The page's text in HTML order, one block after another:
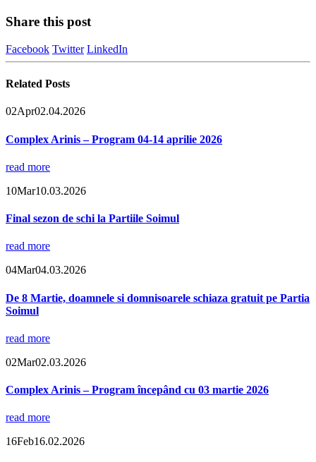
Share this post
Facebook Twitter LinkedIn
Related Posts
02Apr02.04.2026
Complex Arinis – Program 04-14 aprilie 2026
read more
10Mar10.03.2026
Final sezon de schi la Partiile Soimul
read more
04Mar04.03.2026
De 8 Martie, doamnele si domnisoarele schiaza gratuit pe Partia
Soimul
read more
02Mar02.03.2026
Complex Arinis – Program începând cu 03 martie 2026
read more
16Feb16.02.2026